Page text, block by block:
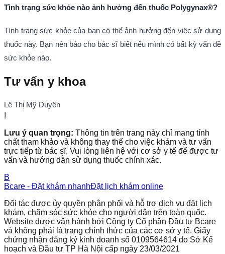
Tình trạng sức khỏe nào ảnh hưởng đến thuốc Polygynax®?
Tình trạng sức khỏe của bạn có thể ảnh hưởng đến việc sử dụng
thuốc này. Bạn nên báo cho bác sĩ biết nếu mình có bất kỳ vấn đề
sức khỏe nào.
Tư vấn y khoa
Lê Thị Mỹ Duyên
!
Lưu ý quan trọng: Thông tin trên trang này chỉ mang tính
chất tham khảo và không thay thế cho việc khám và tư vấn
trực tiếp từ bác sĩ. Vui lòng liên hệ với cơ sở y tế để được tư
vấn và hướng dẫn sử dụng thuốc chính xác.
B
Bcare - Đặt khám nhanhĐặt lịch khám online
Đối tác được ủy quyền phân phối và hỗ trợ dịch vụ đặt lịch
khám, chăm sóc sức khỏe cho người dân trên toàn quốc.
Website được vận hành bởi Công ty Cổ phần Đầu tư Bcare
và không phải là trang chính thức của các cơ sở y tế. Giấy
chứng nhận đăng ký kinh doanh số 0109564614 do Sở Kế
hoạch và Đầu tư TP Hà Nội cấp ngày 23/03/2021